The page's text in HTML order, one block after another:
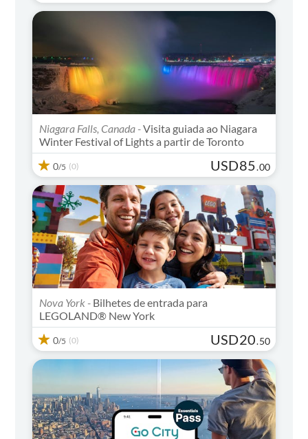
Niagara Falls, Canada -Visita guiada ao Niagara
Winter Festival of Lights a partir de Toronto
0/5 (0) USD85.00
Nova York - Bilhetes de entrada para
LEGOLAND® New York
0/5 (0) USD20.50